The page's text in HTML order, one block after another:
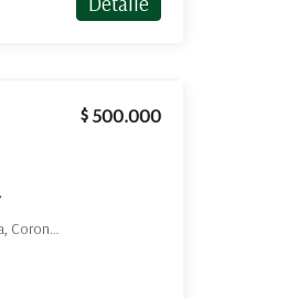
$ 500.000